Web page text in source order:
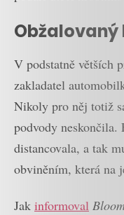
Obžalovaný
V podstatně větších
zakladatel
Nikoly pro něj totiž
podvody neskončila.
distancovala, a tak
obviněním, která na
Jak informoval